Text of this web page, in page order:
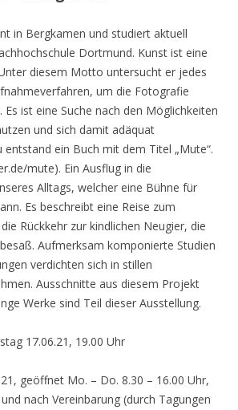
in Bergkamen und studiert aktuell
Dortmund. Kunst ist eine
diesem Motto untersucht er jedes
um die Fotografie
Es ist eine Suche nach den Möglichkeiten
und sich damit adäquat
entstand ein Buch mit dem Titel „Mute“.
mute). Ein Ausflug in die
Alltags, welcher eine Bühne für
Es beschreibt eine Reise zum
Rückkehr zur kindlichen Neugier, die
Aufmerksam komponierte Studien
verdichten sich in stillen
Ausschnitte aus diesem Projekt
Werke sind Teil dieser Ausstellung.
17.06.21, 19.00 Uhr
geöffnet Mo. – Do. 8.30 – 16.00 Uhr,
nach Vereinbarung (durch Tagungen